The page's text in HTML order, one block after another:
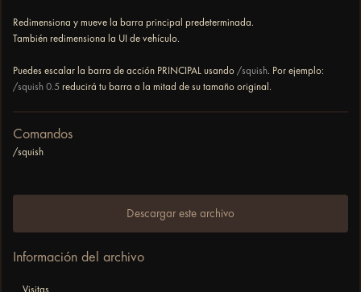
Redimensiona y mueve la barra principal predeterminada.
También redimensiona la UI de vehículo.
Puedes escalar la barra de acción PRINCIPAL usando /squish. Por ejemplo:
/squish 0.5 reducirá tu barra a la mitad de su tamaño original.
Comandos
/squish
Descargar este archivo
Información del archivo
Visitas